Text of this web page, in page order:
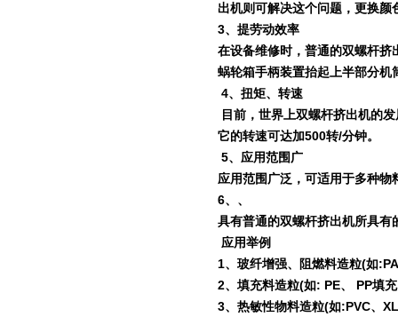
出机则可解决这个问题，更换
3、提劳动效率
在设备维修时，普通的双螺杆
蜗轮箱手柄装置抬起上半部分机
4、扭矩、转速
目前，世界上双螺杆挤出机的
它的转速可达加500转/分钟。
5、应用范围广
应用范围广泛，可适用于多种物
6、、
具有普通的双螺杆挤出机所具
应用举例
1、玻纤增强、阻燃料造粒(如
2、填充料造粒(如: PE、 PP填充
3、热敏性物料造粒(如:PVC、